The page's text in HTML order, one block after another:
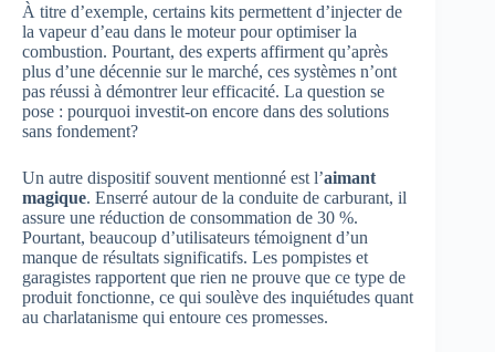
À titre d’exemple, certains kits permettent d’injecter de
la vapeur d’eau dans le moteur pour optimiser la
combustion. Pourtant, des experts affirment qu’après
plus d’une décennie sur le marché, ces systèmes n’ont
pas réussi à démontrer leur efficacité. La question se
pose : pourquoi investit-on encore dans des solutions
sans fondement?
Un autre dispositif souvent mentionné est l’aimant
magique. Enserré autour de la conduite de carburant, il
assure une réduction de consommation de 30 %.
Pourtant, beaucoup d’utilisateurs témoignent d’un
manque de résultats significatifs. Les pompistes et
garagistes rapportent que rien ne prouve que ce type de
produit fonctionne, ce qui soulève des inquiétudes quant
au charlatanisme qui entoure ces promesses.